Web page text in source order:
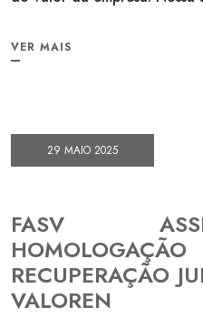
VER MAIS
29 MAIO 2025
FASV
RECUPERAÇÃO
VALOREN